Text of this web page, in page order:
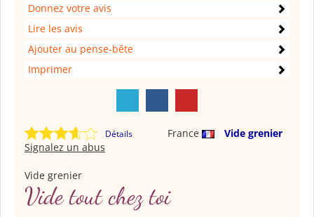
Donnez votre avis
Lire les avis
Ajouter au pense-bête
Imprimer
Détails France
Vide grenier
Signalez un abus
Vide grenier
Vide tout chez toi